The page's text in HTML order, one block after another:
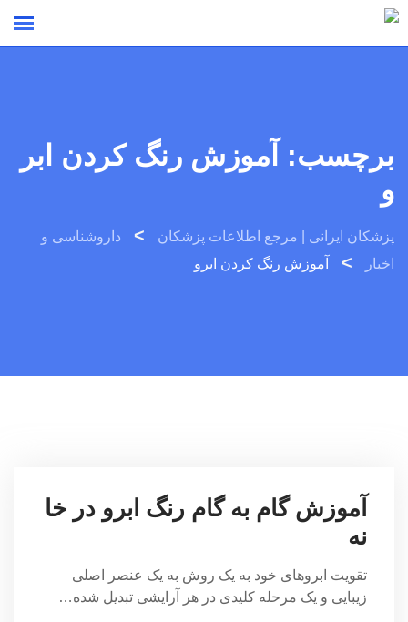
Skip
برچسب:
آموزش رنگ کردن ابر
و
پزشکان ایرانی | مرجع اطلاعات پزشکان >
داروشناسی و
اخبار
> آموزش رنگ کردن ابرو
آموزش گام به گام رنگ ابرو در خا
نه
تقویت ابروهای خود به یک روش به یک عنصر اصلی
زیبایی و یک مرحله کلیدی در هر آرایشی تبدیل شده…